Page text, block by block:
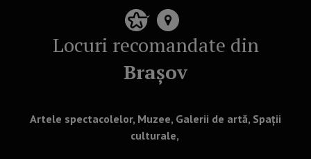
Locuri recomandate din
Brașov
Artele spectacolelor, Muzee, Galerii de artă, Spații
culturale,